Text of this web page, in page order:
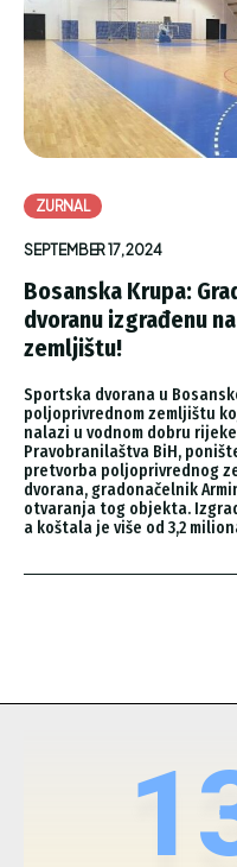
ZURNAL
SEPTEMBER 17, 2024
Bosanska Krupa:
dvoranu izgrađenu
zemljištu!
Sportska dvorana u
poljoprivrednom zemljištu
nalazi u vodnom dobru
Pravobranilaštva BiH,
pretvorba poljoprivrednog
dvorana, gradonačelnik
otvaranja tog objekta.
a koštala je više od 3,2